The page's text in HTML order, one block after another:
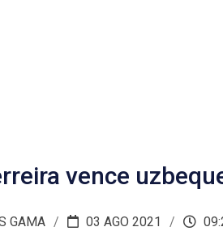
vence
GAMA 03 AGO 2021